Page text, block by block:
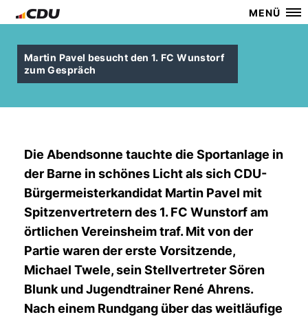
MENÜ
Martin Pavel besucht den 1. FC Wunstorf
zum Gespräch
Die Abendsonne tauchte die Sportanlage in
der Barne in schönes Licht als sich CDU-
Bürgermeisterkandidat Martin Pavel mit
Spitzenvertretern des 1. FC Wunstorf am
örtlichen Vereinsheim traf. Mit von der
Partie waren der erste Vorsitzende,
Michael Twele, sein Stellvertreter Sören
Blunk und Jugendtrainer René Ahrens.
Nach einem Rundgang über das weitläufige